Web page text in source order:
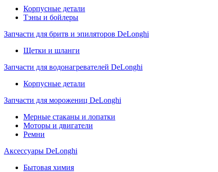
Корпусные детали
Тэны и бойлеры
Запчасти для бритв и эпиляторов DeLonghi
Щетки и шланги
Запчасти для водонагревателей DeLonghi
Корпусные детали
Запчасти для морожениц DeLonghi
Мерные стаканы и лопатки
Моторы и двигатели
Ремни
Аксессуары DeLonghi
Бытовая химия